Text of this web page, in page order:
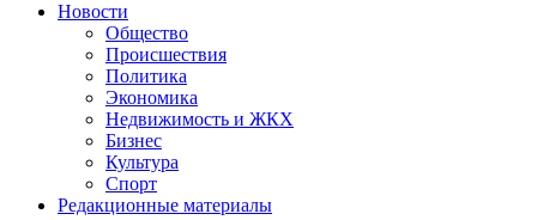
Новости
Общество
Происшествия
Политика
Экономика
Недвижимость и ЖКХ
Бизнес
Культура
Спорт
Редакционные материалы